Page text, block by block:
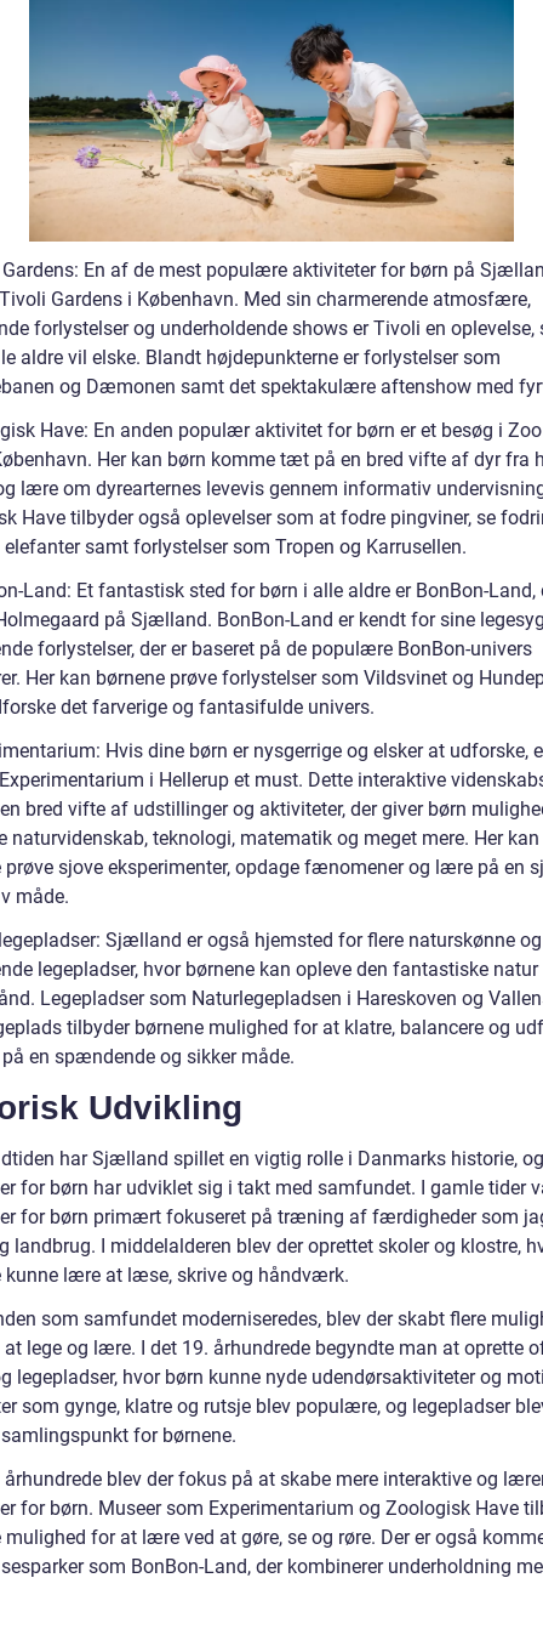
En af de mest populære aktiviteter for børn på
Gardens i København. Med sin charmerende atmosfære,
forlystelser og underholdende shows er Tivoli en oplevelse,
aldre vil elske. Blandt højdepunkterne er forlystelser som
og Dæmonen samt det spektakulære aftenshow med
Have: En anden populær aktivitet for børn er et besøg i
Her kan børn komme tæt på en bred vifte af dyr fra
lære om dyrearternes levevis gennem informativ
Have tilbyder også oplevelser som at fodre pingviner, se
elefanter samt forlystelser som Tropen og Karrusellen.
Land: Et fantastisk sted for børn i alle aldre er BonBon-Land,
på Sjælland. BonBon-Land er kendt for sine
forlystelser, der er baseret på de populære BonBon-univers
Her kan børnene prøve forlystelser som Vildsvinet og
det farverige og fantasifulde univers.
Hvis dine børn er nysgerrige og elsker at udforske,
i Hellerup et must. Dette interaktive
bred vifte af udstillinger og aktiviteter, der giver børn
naturvidenskab, teknologi, matematik og meget mere. Her kan
prøve sjove eksperimenter, opdage fænomener og lære på en
måde.
Sjælland er også hjemsted for flere naturskønne og
legepladser, hvor børnene kan opleve den fantastiske natur
Legepladser som Naturlegepladsen i Hareskoven og
tilbyder børnene mulighed for at klatre, balancere og
en spændende og sikker måde.
Udvikling
har Sjælland spillet en vigtig rolle i Danmarks historie, og
for børn har udviklet sig i takt med samfundet. I gamle tider
for børn primært fokuseret på træning af færdigheder som
landbrug. I middelalderen blev der oprettet skoler og klostre,
kunne lære at læse, skrive og håndværk.
som samfundet moderniseredes, blev der skabt flere
lege og lære. I det 19. århundrede begyndte man at oprette
legepladser, hvor børn kunne nyde udendørsaktiviteter og
som gynge, klatre og rutsje blev populære, og legepladser
for børnene.
århundrede blev der fokus på at skabe mere interaktive og
for børn. Museer som Experimentarium og Zoologisk Have
mulighed for at lære ved at gøre, se og røre. Der er også
som BonBon-Land, der kombinerer underholdning